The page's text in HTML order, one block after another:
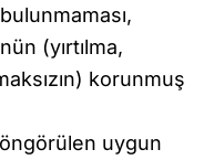
(yırtılma,
korunmuş
uygun